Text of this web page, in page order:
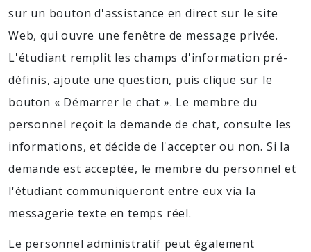
sur un bouton d'assistance en direct sur le site
Web, qui ouvre une fenêtre de message privée.
L'étudiant remplit les champs d'information pré-
définis, ajoute une question, puis clique sur le
bouton « Démarrer le chat ». Le membre du
personnel reçoit la demande de chat, consulte les
informations, et décide de l'accepter ou non. Si la
demande est acceptée, le membre du personnel et
l'étudiant communiqueront entre eux via la
messagerie texte en temps réel.
Le personnel administratif peut également